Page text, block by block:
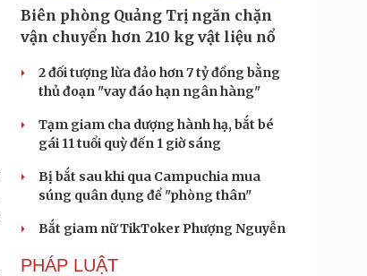
Biên phòng Quảng Trị ngăn chặn
vận chuyển hơn 210 kg vật liệu nổ
2 đối tượng lừa đảo hơn 7 tỷ đồng bằng
thủ đoạn "vay đáo hạn ngân hàng"
Tạm giam cha dượng hành hạ, bắt bé
gái 11 tuổi quỳ đến 1 giờ sáng
Bị bắt sau khi qua Campuchia mua
súng quân dụng để "phòng thân"
Bắt giam nữ TikToker Phượng Nguyễn
PHÁP LUẬT